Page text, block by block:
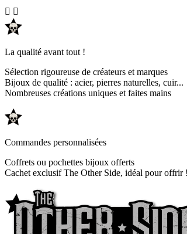
 
La qualité avant tout !
Sélection rigoureuse de créateurs et marques
Bijoux de qualité : acier, pierres naturelles, cuir...
Nombreuses créations uniques et faites mains
Commandes personnalisées
Coffrets ou pochettes bijoux offerts
Cachet exclusif The Other Side, idéal pour offrir !